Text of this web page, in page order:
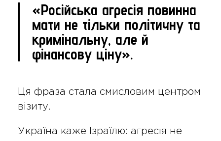
«Російська агресія повинна
мати не тільки політичну та
кримінальну, але й
фінансову ціну».
Ця фраза стала смисловим центром
візиту.
Україна каже Ізраїлю: агресія не